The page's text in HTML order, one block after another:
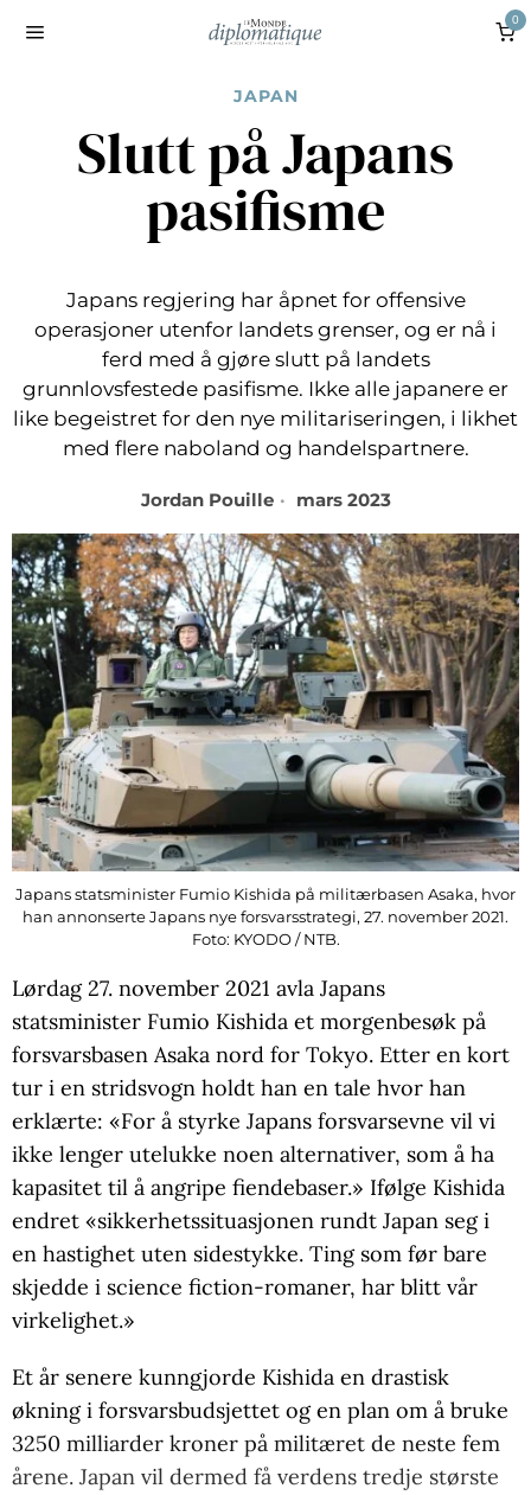
0
JAPAN
Slutt på Japans
pasifisme
Japans regjering har åpnet for offensive
operasjoner utenfor landets grenser, og er nå i
ferd med å gjøre slutt på landets
grunnlovsfestede pasifisme. Ikke alle japanere er
like begeistret for den nye militariseringen, i likhet
med flere naboland og handelspartnere.
Jordan Pouille mars 2023
Japans statsminister Fumio Kishida på militærbasen Asaka, hvor
han annonserte Japans nye forsvarsstrategi, 27. november 2021.
Foto: KYODO / NTB.
Lørdag 27. november 2021 avla Japans
statsminister Fumio Kishida et morgenbesøk på
forsvarsbasen Asaka nord for Tokyo. Etter en kort
tur i en stridsvogn holdt han en tale hvor han
erklærte: «For å styrke Japans forsvarsevne vil vi
ikke lenger utelukke noen alternativer, som å ha
kapasitet til å angripe fiendebaser.» Ifølge Kishida
endret «sikkerhetssituasjonen rundt Japan seg i
en hastighet uten sidestykke. Ting som før bare
skjedde i science fiction-romaner, har blitt vår
virkelighet.»
Et år senere kunngjorde Kishida en drastisk
økning i forsvarsbudsjettet og en plan om å bruke
3250 milliarder kroner på militæret de neste fem
årene. Japan vil dermed få verdens tredje største